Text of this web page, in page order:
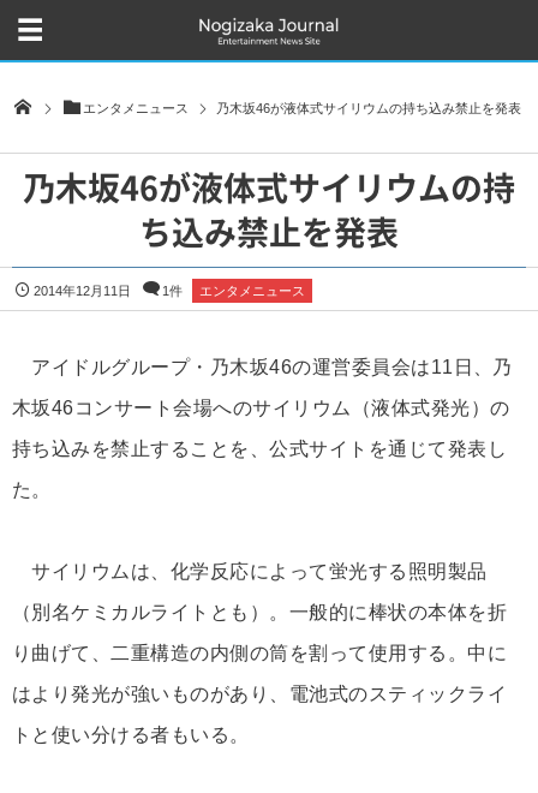
エンタメニュース 乃木坂46が液体式サイリウムの持ち込み禁止を発表
乃木坂46が液体式サイリウムの持
ち込み禁止を発表
2014年12月11日 1件 エンタメニュース
アイドルグループ・乃木坂46の運営委員会は11日、乃
木坂46コンサート会場へのサイリウム（液体式発光）の
持ち込みを禁止することを、公式サイトを通じて発表し
た。
サイリウムは、化学反応によって蛍光する照明製品
（別名ケミカルライトとも）。一般的に棒状の本体を折
り曲げて、二重構造の内側の筒を割って使用する。中に
はより発光が強いものがあり、電池式のスティックライ
トと使い分ける者もいる。